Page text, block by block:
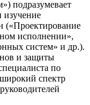
подразумевает
изучение
(«Проектирование
исполнении»,
систем» и др.).
и защиты
по
спектр